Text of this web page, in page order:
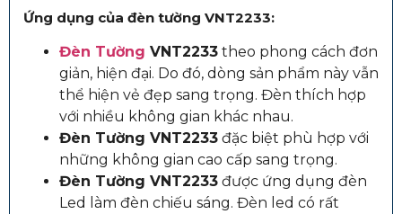
Ứng dụng của đèn tường VNT2233:
Đèn Tường VNT2233 theo phong cách đơn
giản, hiện đại. Do đó, dòng sản phẩm này vẫn
thể hiện vẻ đẹp sang trọng. Đèn thích hợp
với nhiều không gian khác nhau.
Đèn Tường VNT2233 đặc biệt phù hợp với
những không gian cao cấp sang trọng.
Đèn Tường VNT2233 được ứng dụng đèn
Led làm đèn chiếu sáng. Đèn led có rất